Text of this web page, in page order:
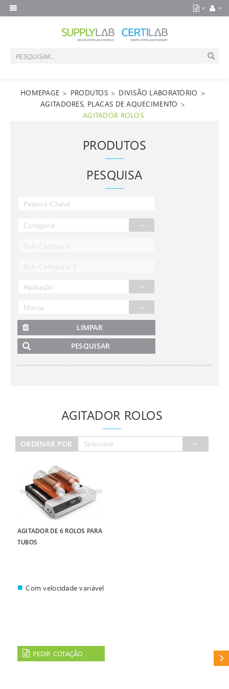
HOMEPAGE > PRODUTOS > DIVISÃO LABORATÓRIO >
AGITADORES, PLACAS DE AQUECIMENTO >
AGITADOR ROLOS
PRODUTOS
PESQUISA
Categoria
Aplicação
Marca
LIMPAR
PESQUISAR
AGITADOR ROLOS
ORDENAR POR Selecione
AGITADOR DE 6 ROLOS PARA
TUBOS
Com velocidade variável
PEDIR COTAÇÃO